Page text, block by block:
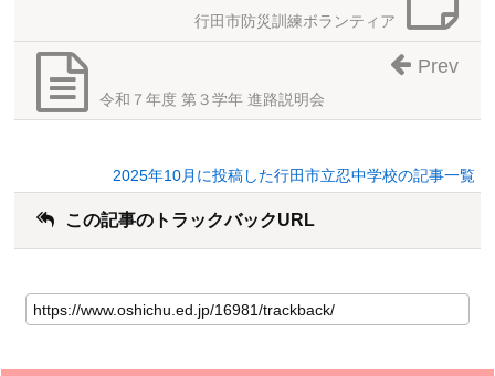
行田市防災訓練ボランティア
令和７年度 第３学年 進路説明会
Prev
2025年10月に投稿した行田市立忍中学校の記事一覧
この記事のトラックバックURL